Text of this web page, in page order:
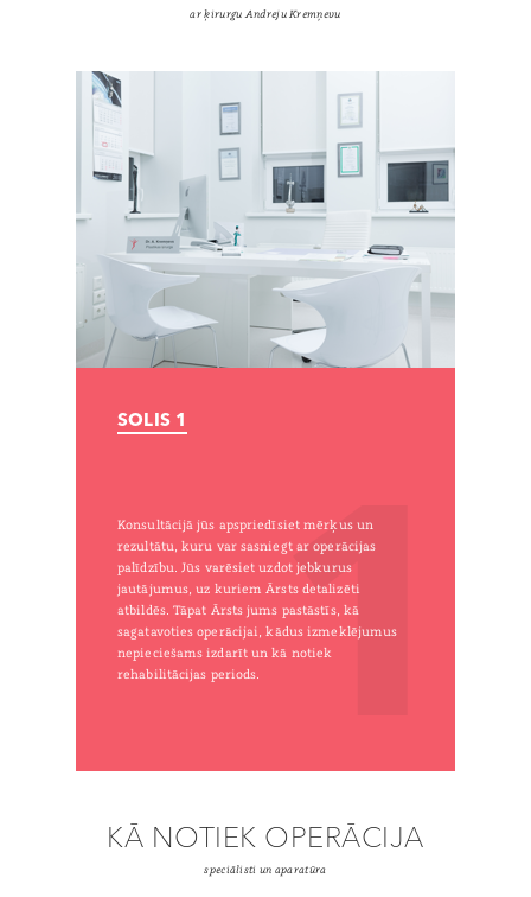
ar ķirurgu Andreju Kremņevu
SOLIS 1
Konsultācijā jūs apspriedīsiet mērķus un
rezultātu, kuru var sasniegt ar operācijas
palīdzību. Jūs varēsiet uzdot jebkurus
jautājumus, uz kuriem Ārsts detalizēti
atbildēs. Tāpat Ārsts jums pastāstīs, kā
sagatavoties operācijai, kādus izmeklējumus
nepieciešams izdarīt un kā notiek
rehabilitācijas periods.
1
KĀ NOTIEK OPERĀCIJA
speciālisti un aparatūra